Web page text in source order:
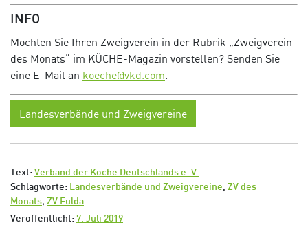
INFO
Möchten Sie Ihren Zweigverein in der Rubrik „Zweigverein
des Monats“ im KÜCHE-Magazin vorstellen? Senden Sie
eine E-Mail an koeche@vkd.com.
Landesverbände und Zweigvereine
Text: Verband der Köche Deutschlands e. V.
Schlagworte: Landesverbände und Zweigvereine, ZV des
Monats, ZV Fulda
Veröffentlicht: 7. Juli 2019